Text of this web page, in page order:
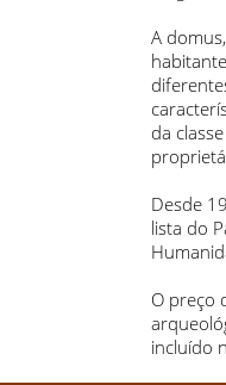
A
da
Desde
lista do
O preço
incluído